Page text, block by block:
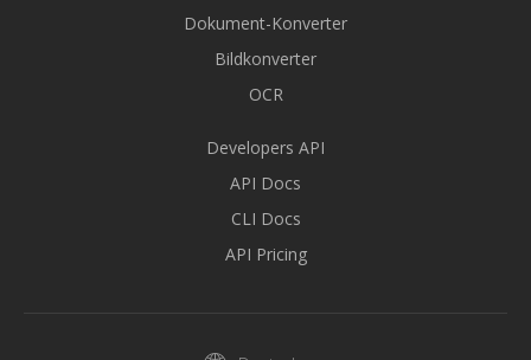
Dokument-Konverter
Bildkonverter
OCR
Developers API
API Docs
CLI Docs
API Pricing